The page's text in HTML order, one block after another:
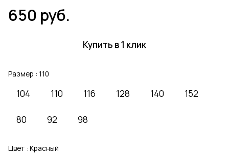
650 руб.
Купить в 1 клик
Размер : 110
104 110 116 128 140 152
80 92 98
Цвет : Красный